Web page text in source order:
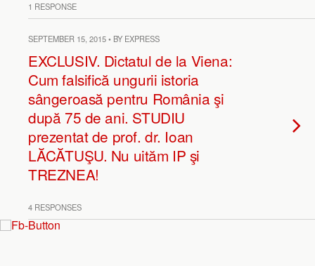
1 RESPONSE
SEPTEMBER 15, 2015 • BY EXPRESS
EXCLUSIV. Dictatul de la Viena:
Cum falsifică ungurii istoria
sângeroasă pentru România şi
după 75 de ani. STUDIU
prezentat de prof. dr. Ioan
LĂCĂTUŞU. Nu uităm IP şi
TREZNEA!
4 RESPONSES